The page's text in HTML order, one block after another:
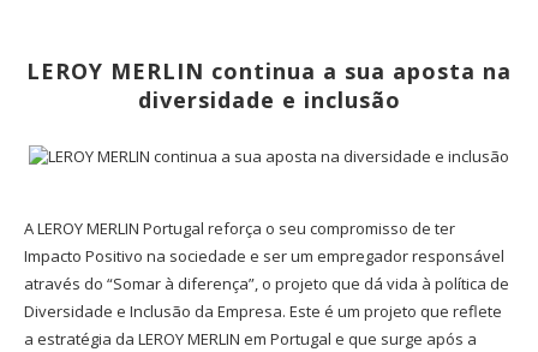
LEROY MERLIN continua a sua aposta na
diversidade e inclusão
A LEROY MERLIN Portugal reforça o seu compromisso de ter
Impacto Positivo na sociedade e ser um empregador responsável
através do “Somar à diferença”, o projeto que dá vida à política de
Diversidade e Inclusão da Empresa. Este é um projeto que reflete
a estratégia da LEROY MERLIN em Portugal e que surge após a